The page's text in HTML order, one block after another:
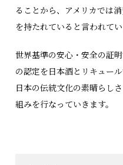
ることから、アメリカでは
を持たれていると言われてい
世界基準の安心・安全の証
の認定を日本酒とリキュー
日本の伝統文化の素晴らし
組みを行なっていきます。